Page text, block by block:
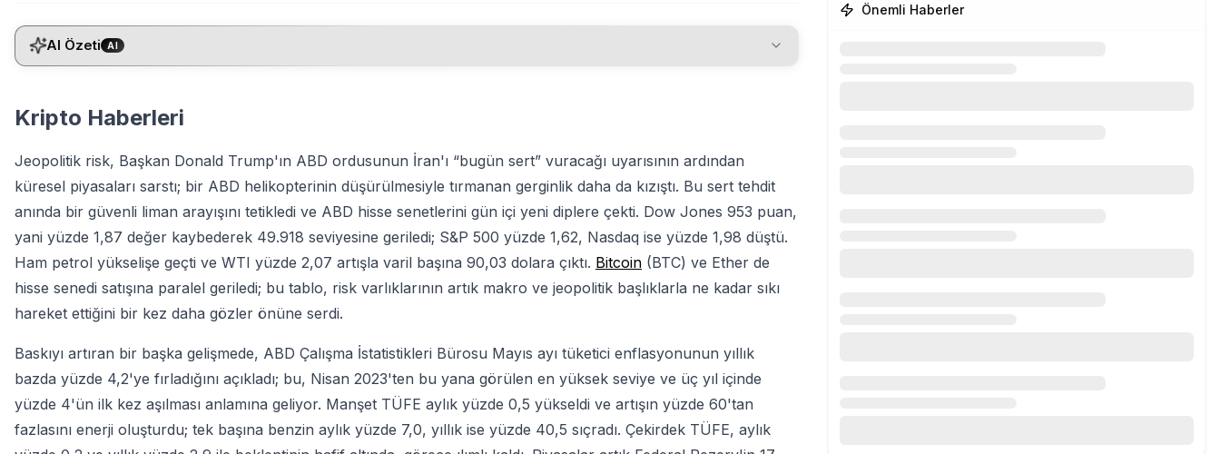
AI Özeti AI
Kripto Haberleri
Jeopolitik risk, Başkan Donald Trump'ın ABD ordusunun İran'ı “bugün sert” vuracağı uyarısının ardından
küresel piyasaları sarstı; bir ABD helikopterinin düşürülmesiyle tırmanan gerginlik daha da kızıştı. Bu sert tehdit
anında bir güvenli liman arayışını tetikledi ve ABD hisse senetlerini gün içi yeni diplere çekti. Dow Jones 953 puan,
yani yüzde 1,87 değer kaybederek 49.918 seviyesine geriledi; S&P 500 yüzde 1,62, Nasdaq ise yüzde 1,98 düştü.
Ham petrol yükselişe geçti ve WTI yüzde 2,07 artışla varil başına 90,03 dolara çıktı. Bitcoin (BTC) ve Ether de
hisse senedi satışına paralel geriledi; bu tablo, risk varlıklarının artık makro ve jeopolitik başlıklarla ne kadar sıkı
hareket ettiğini bir kez daha gözler önüne serdi.
Baskıyı artıran bir başka gelişmede, ABD Çalışma İstatistikleri Bürosu Mayıs ayı tüketici enflasyonunun yıllık
bazda yüzde 4,2'ye fırladığını açıkladı; bu, Nisan 2023'ten bu yana görülen en yüksek seviye ve üç yıl içinde
yüzde 4'ün ilk kez aşılması anlamına geliyor. Manşet TÜFE aylık yüzde 0,5 yükseldi ve artışın yüzde 60'tan
fazlasını enerji oluşturdu; tek başına benzin aylık yüzde 7,0, yıllık ise yüzde 40,5 sıçradı. Çekirdek TÜFE, aylık
Önemli Haberler